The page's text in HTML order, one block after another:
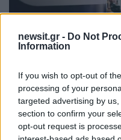
newsit.gr - Do Not
Information
If you wish to opt-out of
processing of your
targeted advertising by
section to confirm your
opt-out request is